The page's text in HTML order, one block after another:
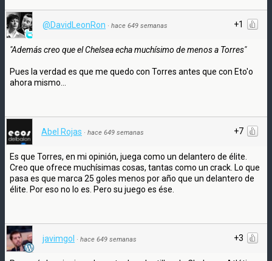
+1
@DavidLeonRon · hace 649 semanas
"Además creo que el Chelsea echa muchísimo de menos a Torres"
Pues la verdad es que me quedo con Torres antes que con Eto'o
ahora mismo...
+7
Abel Rojas · hace 649 semanas
Es que Torres, en mi opinión, juega como un delantero de élite.
Creo que ofrece muchísimas cosas, tantas como un crack. Lo que
pasa es que marca 25 goles menos por año que un delantero de
élite. Por eso no lo es. Pero su juego es ése.
+3
javimgol · hace 649 semanas